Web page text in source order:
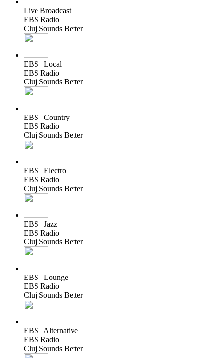
Live Broadcast
EBS Radio
Cluj Sounds Better
EBS | Local
EBS Radio
Cluj Sounds Better
EBS | Country
EBS Radio
Cluj Sounds Better
EBS | Electro
EBS Radio
Cluj Sounds Better
EBS | Jazz
EBS Radio
Cluj Sounds Better
EBS | Lounge
EBS Radio
Cluj Sounds Better
EBS | Alternative
EBS Radio
Cluj Sounds Better